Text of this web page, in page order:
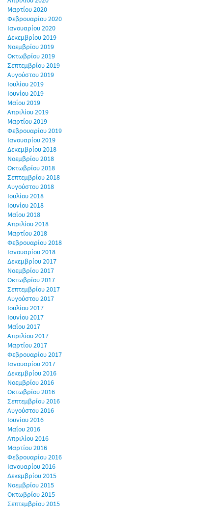
Μαρτίου 2020
Φεβρουαρίου 2020
Ιανουαρίου 2020
Δεκεμβρίου 2019
Νοεμβρίου 2019
Οκτωβρίου 2019
Σεπτεμβρίου 2019
Αυγούστου 2019
Ιουλίου 2019
Ιουνίου 2019
Μαΐου 2019
Απριλίου 2019
Μαρτίου 2019
Φεβρουαρίου 2019
Ιανουαρίου 2019
Δεκεμβρίου 2018
Νοεμβρίου 2018
Οκτωβρίου 2018
Σεπτεμβρίου 2018
Αυγούστου 2018
Ιουλίου 2018
Ιουνίου 2018
Μαΐου 2018
Απριλίου 2018
Μαρτίου 2018
Φεβρουαρίου 2018
Ιανουαρίου 2018
Δεκεμβρίου 2017
Νοεμβρίου 2017
Οκτωβρίου 2017
Σεπτεμβρίου 2017
Αυγούστου 2017
Ιουλίου 2017
Ιουνίου 2017
Μαΐου 2017
Απριλίου 2017
Μαρτίου 2017
Φεβρουαρίου 2017
Ιανουαρίου 2017
Δεκεμβρίου 2016
Νοεμβρίου 2016
Οκτωβρίου 2016
Σεπτεμβρίου 2016
Αυγούστου 2016
Ιουνίου 2016
Μαΐου 2016
Απριλίου 2016
Μαρτίου 2016
Φεβρουαρίου 2016
Ιανουαρίου 2016
Δεκεμβρίου 2015
Νοεμβρίου 2015
Οκτωβρίου 2015
Σεπτεμβρίου 2015